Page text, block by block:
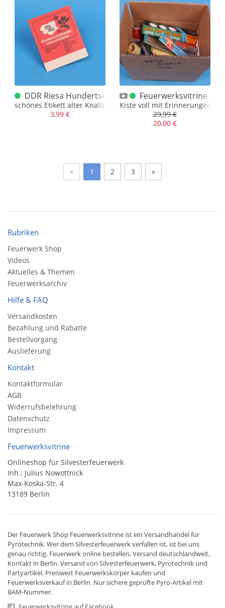
DDR Riesa Hundertschußbänder Amorces Etikett
schönes Etikett alter Knallplätzchen Rollen
3,99 €
Feuerwerksvitrine
Kiste voll mit Erinnerungen
29,99 €
20,00 €
« 1 2 3 »
Rubriken
Feuerwerk Shop
Videos
Aktuelles & Themen
Feuerwerksarchiv
Hilfe & FAQ
Versandkosten
Bezahlung und Rabatte
Bestellvorgang
Auslieferung
Kontakt
Kontaktformular
AGB
Widerrufsbelehrung
Datenschutz
Impressum
Feuerwerksvitrine
Onlineshop für Silvesterfeuerwerk
Inh.: Julius Nowottnick
Max-Koska-Str. 4
13189 Berlin
Der Feuerwerk Shop Feuerwerksvitrine ist ein Versandhandelfür
Pyrotechnik. Wer dem Silvesterfeuerwerk verfallen ist, ist bei uns
genau richtig. Feuerwerk online bestellen,Versand deutschlandweit,
Kontakt in Berlin. Versand von Silvesterfeuerwerk, Pyrotechnik und
Partyartikel. Preiswert Feuerwerkskörper kaufen und
Feuerwerksverkauf in Berlin. Nur sichere geprüfte Pyro-Artikel mit
BAM-Nummer.